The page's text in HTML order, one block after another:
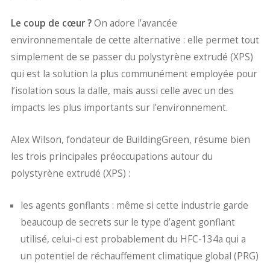
Le coup de cœur ?On adore l’avancée
environnementale de cette alternative : elle permet tout
simplement de se passer du polystyrène extrudé (XPS)
qui est la solution la plus communément employée pour
l’isolation sous la dalle, mais aussi celle avec un des
impacts les plus importants sur l’environnement.
Alex Wilson, fondateur de BuildingGreen, résume bien
les trois principales préoccupations autour du
polystyrène extrudé (XPS) :
les agents gonflants : même si cette industrie garde
beaucoup de secrets sur le type d’agent gonflant
utilisé, celui-ci est probablement du HFC-134a qui a
un potentiel de réchauffement climatique global (PRG)